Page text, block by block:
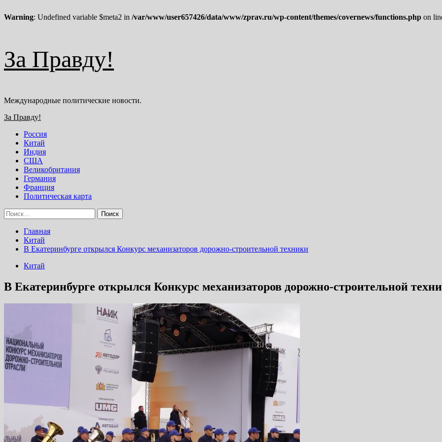
Warning: Undefined variable $meta2 in /var/www/user657426/data/www/zprav.ru/wp-content/themes/covernews/functions.php on
к
содержимому
За Правду!
Международные политические новости.
Основное
За Правду!
Россия
Китай
Индия
США
Великобритания
Германия
Франция
Политическая карта
Найти:
Главная
Китай
В Екатеринбурге открылся Конкурс механизаторов дорожно-строительной техники
Китай
В Екатеринбурге открылся Конкурс механизаторов дорожно-строительной